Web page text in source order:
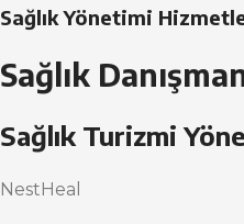
Sağlık Yönetimi
Sağlık
Sağlık Turizmi
NestHeal